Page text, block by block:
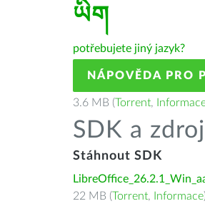
ཡིག
potřebujete jiný jazyk?
NÁPOVĚDA PRO
3.6 MB (Torrent,
SDK a
Stáhnout SDK
22 MB (Torrent, Informace